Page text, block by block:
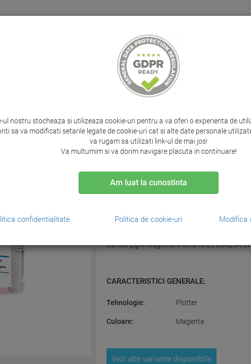
PRODUSE PROTOCOL IT&C
PRODUSUL ANTERIOR
Cartus Light Magenta
Original Hp Designjet
Cartus Light Magenta Vivera Nr.85 C9429A
CARACTERISTICI GENERALE:
Tehnologie: Plotter
Culoare: Magenta
Vezi alte variante disponibile
ul nostru stocheaza si utilizeaza cookie-uri pentru a va oferi o experienta de
sa va modificati setarile legate de cookie-uri cat si alte date personale
va rugam sa utilizati link-ul de mai jos!
Va multumim si va dorim navigare placuta in continuare!
Am luat la cunostinta
confidentialitate Politica de cookie-uri Modifica